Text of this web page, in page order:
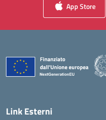
App Store
Link Esterni